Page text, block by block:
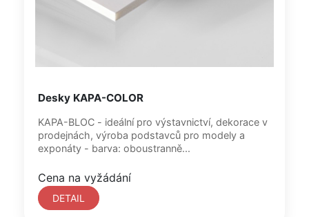
Desky KAPA-COLOR
KAPA-BLOC - ideální pro výstavnictví, dekorace v
prodejnách, výroba podstavců pro modely a
exponáty - barva: oboustranně...
Cena na vyžádání
DETAIL